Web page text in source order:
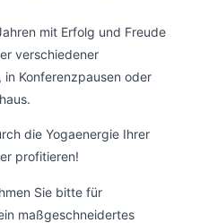
mit Erfolg und Freude
verschiedener
Konferenzpausen oder
die Yogaenergie Ihrer
profitieren!
Sie bitte für
maßgeschneidertes